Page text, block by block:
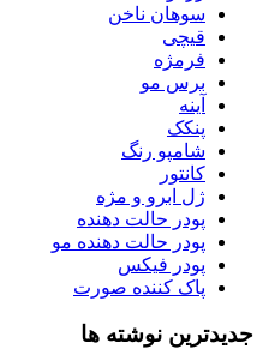
سوهان ناخن
قیچی
فرمژه
برس مو
آینه
پنکک
شامپو رنگ
کانتور
ژل ابرو و مژه
پودر حالت دهنده
پودر حالت دهنده مو
پودر فیکس
پاک کننده صورت
جدیدترین نوشته ها